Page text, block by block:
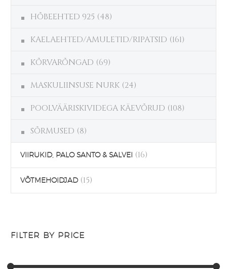
HÕBEEHTED 925 (48)
KAELAEHTED/AMULETID/RIPATSID (161)
KÕRVARÕNGAD (69)
MASKULIINSUSE NURK (24)
POOLVÄÄRISKIVIDEGA KÄEVÕRUD (108)
SÕRMUSED (8)
VIIRUKID, PALO SANTO & SALVEI (16)
VÕTMEHOIDJAD (15)
FILTER BY PRICE